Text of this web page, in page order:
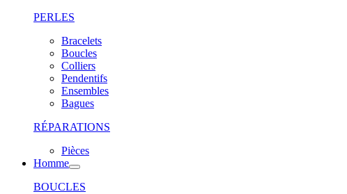
PERLES
Bracelets
Boucles
Colliers
Pendentifs
Ensembles
Bagues
RÉPARATIONS
Pièces
Homme
BOUCLES